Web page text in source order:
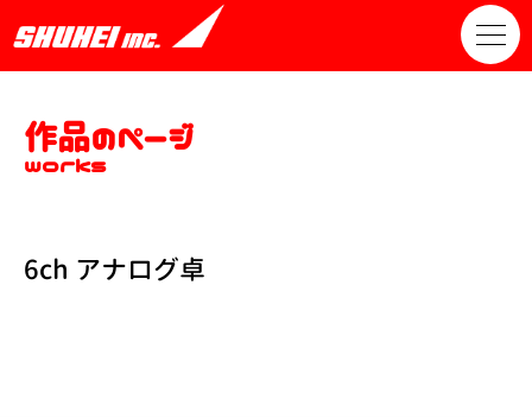
作品のページ
works
6ch アナログ卓